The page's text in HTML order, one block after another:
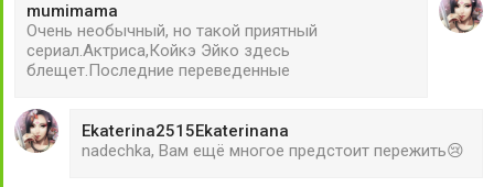
mumimama
Очень необычный, но такой приятный
сериал.Актриса,Койкэ Эйко здесь
блещет.Последние переведенные
Ekaterina2515Ekaterinana
nadechka, Вам ещё многое предстоит пережить😢